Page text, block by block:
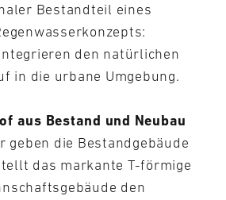
Bestandteil eines
den natürlichen
in die urbane Umgebung.
aus Bestand und Neubau
geben die Bestandgebäude
das markante T-förmige
den